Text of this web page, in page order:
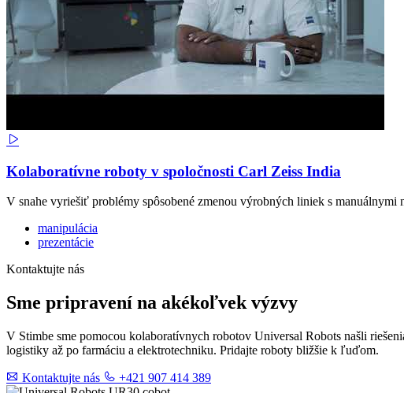
Kolaboratívne roboty v spoločnosti Carl Zeiss India
V snahe vyriešiť problémy spôsobené zmenou výrobných liniek s
manipulácia
prezentácie
Kontaktujte nás
Sme pripravení na akékoľvek výzvy
V Stimbe sme pomocou kolaboratívnych robotov Universal Robots našli
logistiky až po farmáciu a elektrotechniku. Pridajte roboty bližšie k ľuďom.
Kontaktujte nás +421 907 414 389